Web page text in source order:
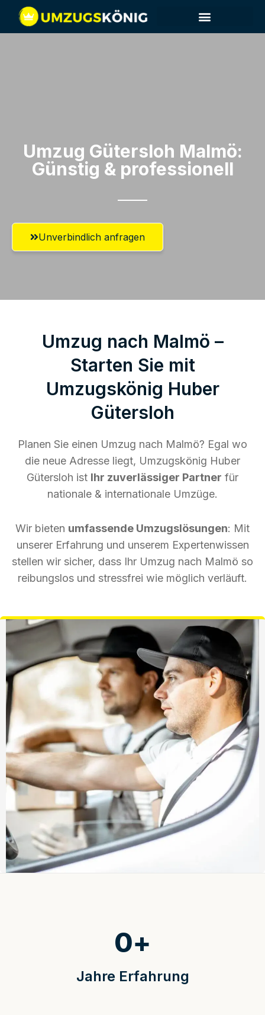
Umzug Gütersloh​ Malmö:
Günstig & professionell​
Unverbindlich anfragen
Umzug nach Malmö –
Starten Sie mit
Umzugskönig Huber
Gütersloh
Planen Sie einen Umzug nach Malmö? Egal wo
die neue Adresse liegt, Umzugskönig Huber
Gütersloh ist Ihr zuverlässiger Partner für
nationale & internationale Umzüge.
Wir bieten umfassende Umzugslösungen: Mit
unserer Erfahrung und unserem Expertenwissen
stellen wir sicher, dass Ihr Umzug nach Malmö so
reibungslos und stressfrei wie möglich verläuft.
Jahre Erfahrung
0+